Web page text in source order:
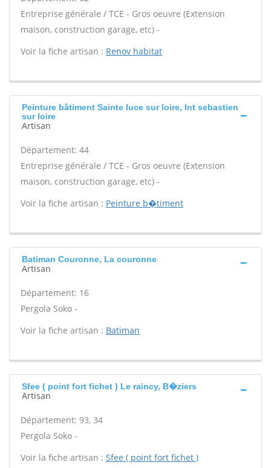
Entreprise générale / TCE - Gros oeuvre (Extension
maison, construction garage, etc) -
Voir la fiche artisan : Renov habitat
Peinture bâtiment Sainte luce sur loire, Int sebastien
sur loire
Artisan
Département: 44
Entreprise générale / TCE - Gros oeuvre (Extension
maison, construction garage, etc) -
Voir la fiche artisan : Peinture b�timent
Batiman Couronne, La couronne
Artisan
Département: 16
Pergola Soko -
Voir la fiche artisan : Batiman
Sfee ( point fort fichet ) Le raincy, B�ziers
Artisan
Département: 93, 34
Pergola Soko -
Voir la fiche artisan : Sfee ( point fort fichet )